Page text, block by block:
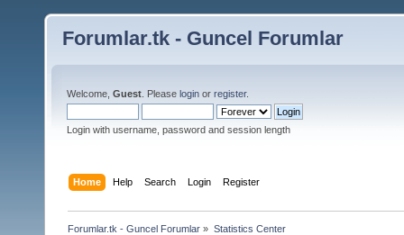
Forumlar.tk - Guncel Forumlar
Welcome, Guest . Please login or register.
Login with username, password and session length
Home Help Search Login Register
Forumlar.tk - Guncel Forumlar » Statistics Center